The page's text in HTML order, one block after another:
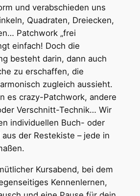
und verabschieden uns
Quadraten, Dreiecken,
Patchwork „frei
einfach! Doch die
besteht darin, dann auch
zu erschaffen, die
zugleich aussieht.
es crazy-Patchwork, andere
Verschnitt-Technik… Wir
individuellen Buch- oder
der Restekiste – jede in
Kursabend, bei dem
Kennenlernen,